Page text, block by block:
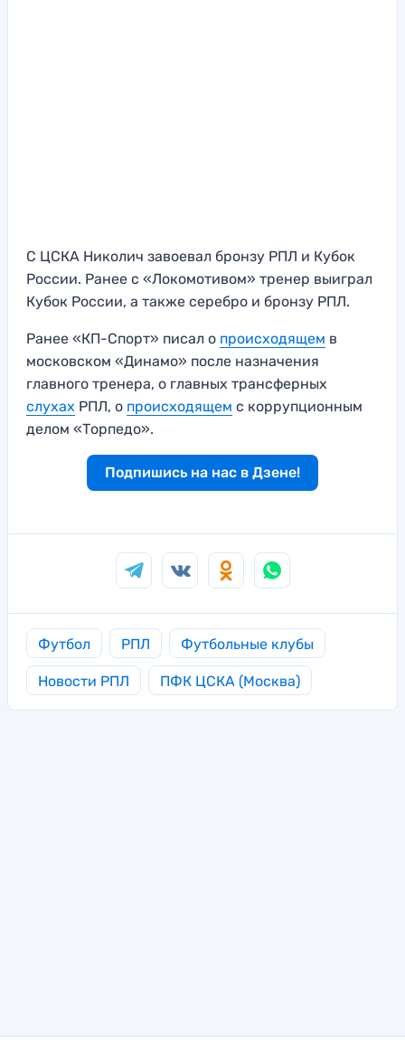
С ЦСКА Николич завоевал бронзу РПЛ и Кубок
России. Ранее с «Локомотивом» тренер выиграл
Кубок России, а также серебро и бронзу РПЛ.
Ранее «КП-Спорт» писал о происходящем в
московском «Динамо» после назначения
главного тренера, о главных трансферных
слухах РПЛ, о происходящем с коррупционным
делом «Торпедо».
Подпишись на нас в Дзене!
Футбол РПЛ Футбольные клубы
Новости РПЛ ПФК ЦСКА (Москва)